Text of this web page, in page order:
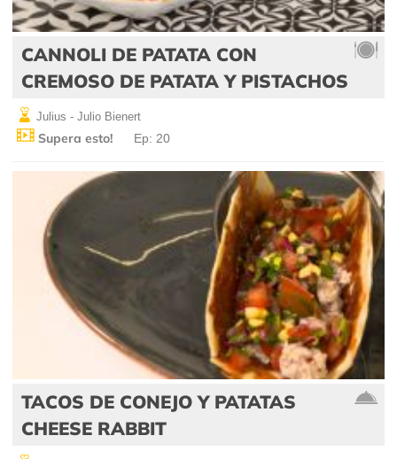
CANNOLI DE PATATA CON
CREMOSO DE PATATA Y PISTACHOS
Julius - Julio Bienert
Supera esto! Ep: 20
TACOS DE CONEJO Y PATATAS
CHEESE RABBIT